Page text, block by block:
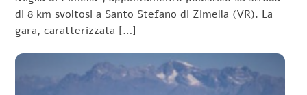
di 8 km svoltosi a Santo Stefano di Zimella (VR). La
gara, caratterizzata […]